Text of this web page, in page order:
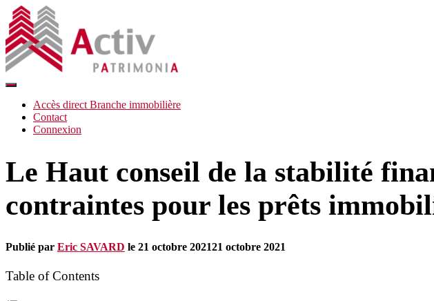
Déplier
navigationAccès direct Branche immobilière
Contact
Connexion
Le Haut conseil de la stabilité
contraintes pour les prêts
Publié par Eric SAVARD le 21 octobre 202121 octobre 2021
Table of Contents